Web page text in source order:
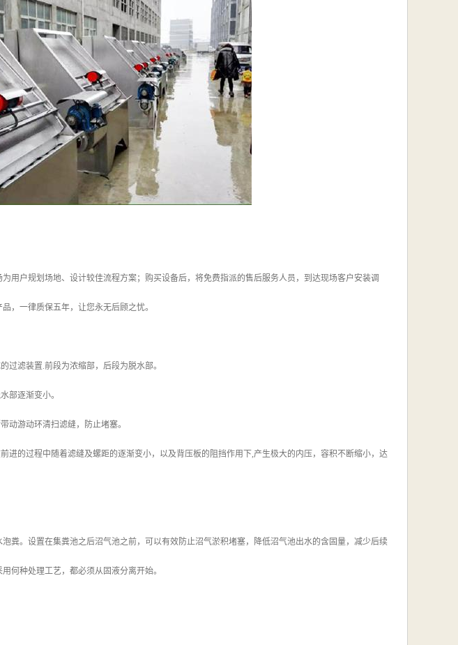
用户规划场地、设计较佳流程方案；购买设备后，将免费指派的售后服务人员，到达现场客户安装调
，一律质保五年，让您永无后顾之忧。
过滤装置.前段为浓缩部，后段为脱水部。
部逐渐变小。
动游动环清扫滤缝，防止堵塞。
进的过程中随着滤缝及螺距的逐渐变小，以及背压板的阻挡作用下,产生极大的内压，容积不断缩小，达
粪。设置在集粪池之后沼气池之前，可以有效防止沼气淤积堵塞，降低沼气池出水的含固量，减少后续
何种处理工艺，都必须从固液分离开始。